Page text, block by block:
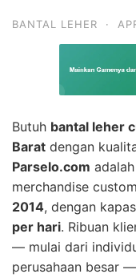
BANTAL LEHER ·
Butuh bantal leher
Barat dengan
Parselo.com
merchandise
2014, dengan
per hari. Ribuan
— mulai dari
perusahaan besar